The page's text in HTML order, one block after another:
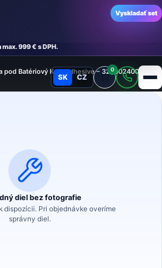
999 € s DPH.
Vyskladať set
SK CZ
0
pod Batériový Kryt Adhesive – 320802400049
diel bez fotografie
dispozícii. Pri objednávke overíme
správny diel.